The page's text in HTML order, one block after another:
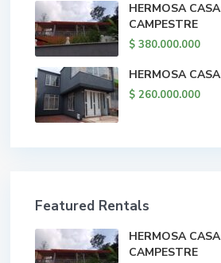
HERMOSA CASA
CAMPESTRE
$ 380.000.000
HERMOSA CASA
$ 260.000.000
Featured Rentals
HERMOSA CASA
CAMPESTRE